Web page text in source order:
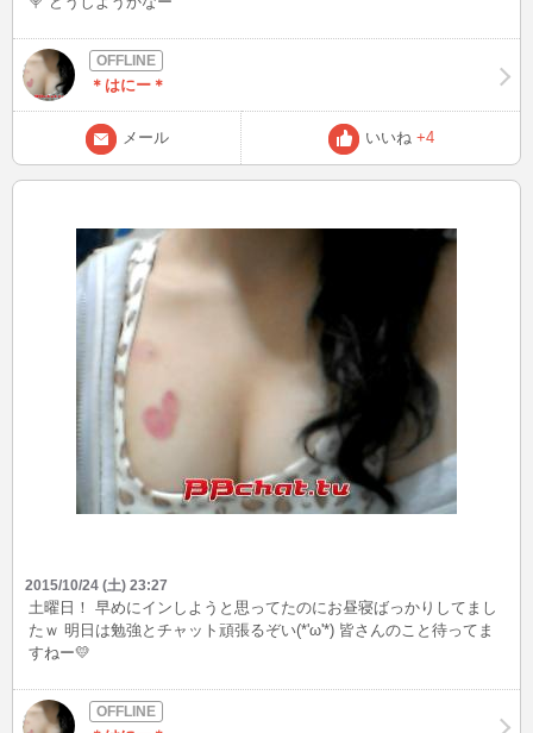
＊はにー＊
メール いいね +4
2015/10/24 (土) 23:27
土曜日！ 早めにインしようと思ってたのにお昼寝ばっかりしてまし
たｗ 明日は勉強とチャット頑張るぞい(*'ω'*) 皆さんのこと待ってま
すねー💛